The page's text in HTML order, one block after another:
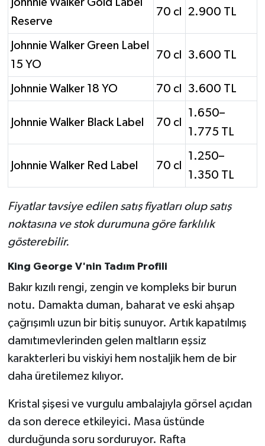
Johnnie Walker Gold Label
Reserve
70 cl 2.900 TL
Johnnie Walker Green Label
15 YO
70 cl 3.600 TL
Johnnie Walker 18 YO 70 cl 3.600 TL
Johnnie Walker Black Label 70 cl
1.650–
1.775 TL
Johnnie Walker Red Label 70 cl
1.250–
1.350 TL
Fiyatlar tavsiye edilen satış fiyatları olup satış
noktasına ve stok durumuna göre farklılık
gösterebilir.
King George V'nin Tadım Profili
Bakır kızılı rengi, zengin ve kompleks bir burun
notu. Damakta duman, baharat ve eski ahşap
çağrışımlı uzun bir bitiş sunuyor. Artık kapatılmış
damıtımevlerinden gelen maltların eşsiz
karakterleri bu viskiyi hem nostaljik hem de bir
daha üretilemez kılıyor.
Kristal şişesi ve vurgulu ambalajıyla görsel açıdan
da son derece etkileyici. Masa üstünde
durduğunda soru sorduruyor. Rafta